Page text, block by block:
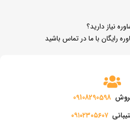
نیاز دارید؟
رایگان با ما در تماس باشید
فروش09108290598
۰۹۱۰۲۳۰۵۶۰۷